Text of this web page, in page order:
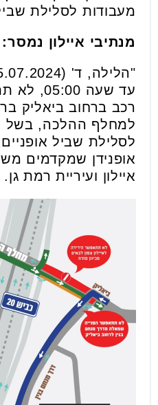
מעבודות לסלילת
מנתיבי איילון נמסר:
עד שעה
רכב ברחוב ביאליק
למחלף ההלכה, בשל
לסלילת שביל
אופנידן שמקדמים
איילון ועיריית רמת גן.